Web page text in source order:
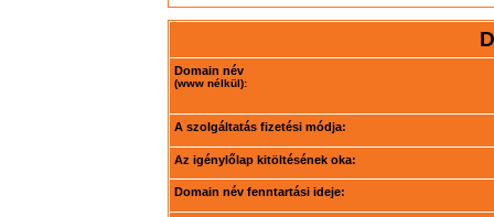
Domain név
(www nélkül):
A szolgáltatás fizetési módja:
Az igénylőlap kitöltésének oka:
Domain név fenntartási ideje: